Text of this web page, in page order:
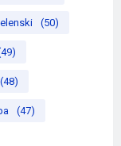
(50)
(48)
(47)